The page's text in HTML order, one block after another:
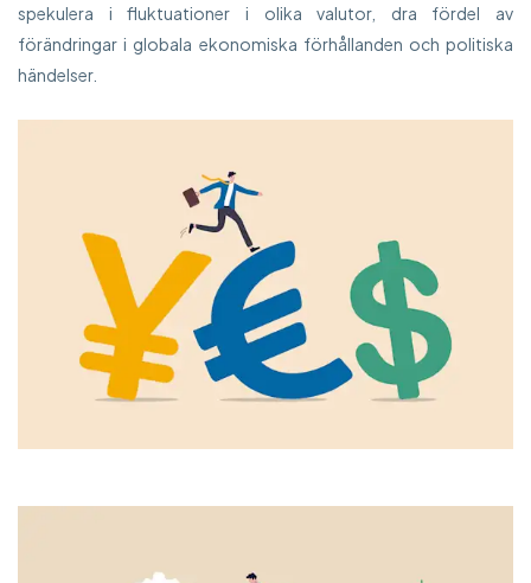
spekulera i fluktuationer i olika valutor, dra fördel av
förändringar i globala ekonomiska förhållanden och politiska
händelser.